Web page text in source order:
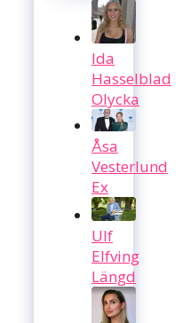
Ida
Hasselblad
Olycka
Åsa
Vesterlund
Ex
Ulf
Elfving
Längd